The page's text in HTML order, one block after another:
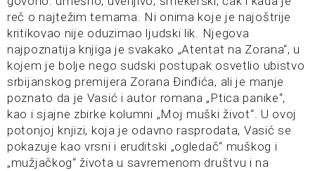
reč o najtežim temama. Ni onima koje je najoštrije
kritikovao nije oduzimao ljudski lik. Njegova
najpoznatija knjiga je svakako „Atentat na Zorana“, u
kojem je bolje nego sudski postupak osvetlio ubistvo
srbijanskog premijera Zorana Đinđića, ali je manje
poznato da je Vasić i autor romana „Ptica panike“,
kao i sjajne zbirke kolumni „Moj muški život“. U ovoj
potonjoj knjizi, koja je odavno rasprodata, Vasić se
pokazuje kao vrsni i eruditski „ogledač“ muškog i
„mužjačkog“ života u savremenom društvu i na